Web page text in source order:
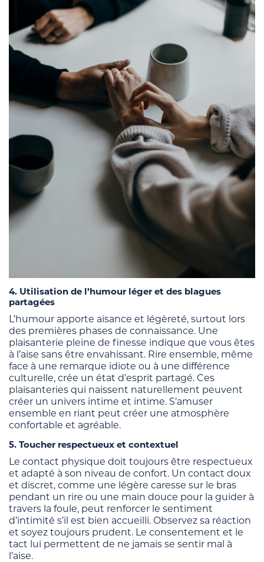
4. Utilisation de l’humour léger et des blagues
partagées
L’humour apporte aisance et légèreté, surtout lors
des premières phases de connaissance. Une
plaisanterie pleine de finesse indique que vous êtes
à l’aise sans être envahissant. Rire ensemble, même
face à une remarque idiote ou à une différence
culturelle, crée un état d’esprit partagé. Ces
plaisanteries qui naissent naturellement peuvent
créer un univers intime et intime. S’amuser
ensemble en riant peut créer une atmosphère
confortable et agréable.
5. Toucher respectueux et contextuel
Le contact physique doit toujours être respectueux
et adapté à son niveau de confort. Un contact doux
et discret, comme une légère caresse sur le bras
pendant un rire ou une main douce pour la guider à
travers la foule, peut renforcer le sentiment
d’intimité s’il est bien accueilli. Observez sa réaction
et soyez toujours prudent. Le consentement et le
tact lui permettent de ne jamais se sentir mal à
l’aise.